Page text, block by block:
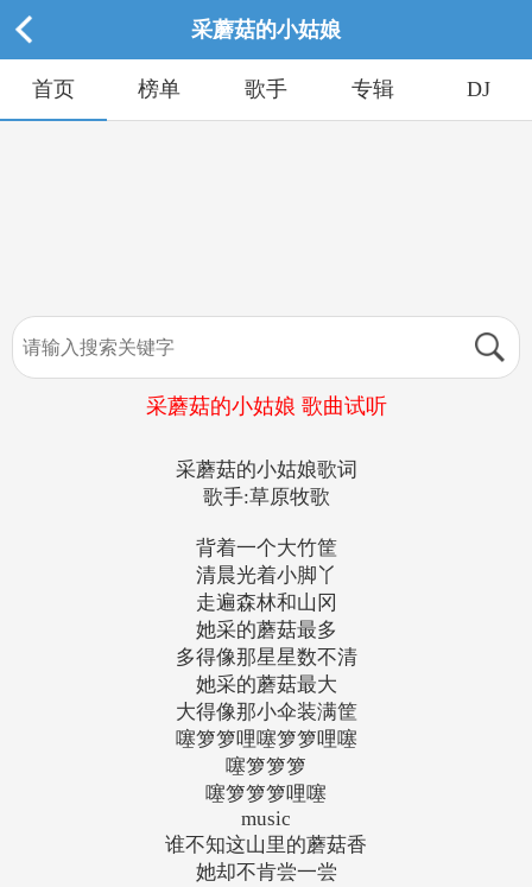
采蘑菇的小姑娘
首页 榜单 歌手 专辑 DJ
采蘑菇的小姑娘 歌曲试听
采蘑菇的小姑娘歌词
歌手:草原牧歌
背着一个大竹筐
清晨光着小脚丫
走遍森林和山冈
她采的蘑菇最多
多得像那星星数不清
她采的蘑菇最大
大得像那小伞装满筐
噻箩箩哩噻箩箩哩噻
噻箩箩箩
噻箩箩箩哩噻
music
谁不知这山里的蘑菇香
她却不肯尝一尝